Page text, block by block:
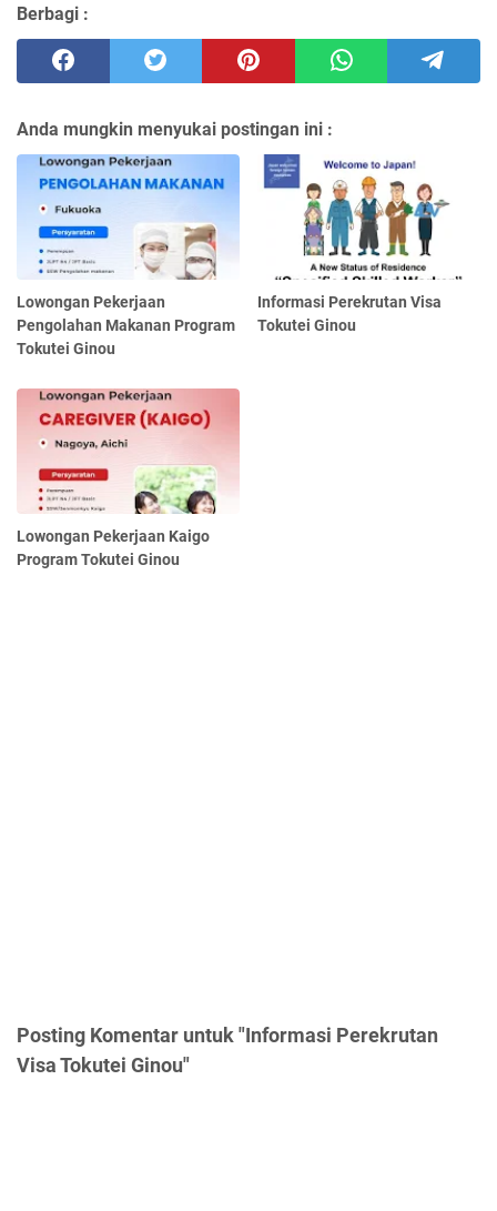
Berbagi :
Anda mungkin menyukai postingan ini :
Lowongan Pekerjaan
Pengolahan Makanan Program
Tokutei Ginou
Informasi Perekrutan Visa
Tokutei Ginou
Lowongan Pekerjaan Kaigo
Program Tokutei Ginou
Posting Komentar untuk "Informasi Perekrutan
Visa Tokutei Ginou"